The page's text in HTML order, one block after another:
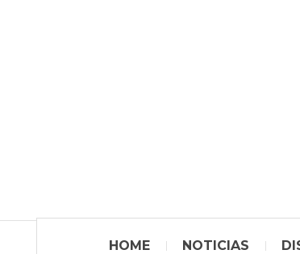
HOME NOTICIAS